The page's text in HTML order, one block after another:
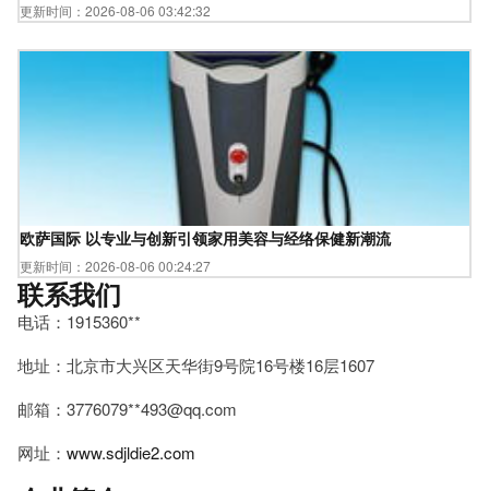
更新时间：2026-08-06 03:42:32
欧萨国际 以专业与创新引领家用美容与经络保健新潮流
更新时间：2026-08-06 00:24:27
联系我们
电话：1915360**
地址：北京市大兴区天华街9号院16号楼16层1607
邮箱：3776079**493@qq.com
网址： www.sdjldie2.com